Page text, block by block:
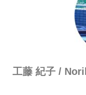
工藤 紀子 /